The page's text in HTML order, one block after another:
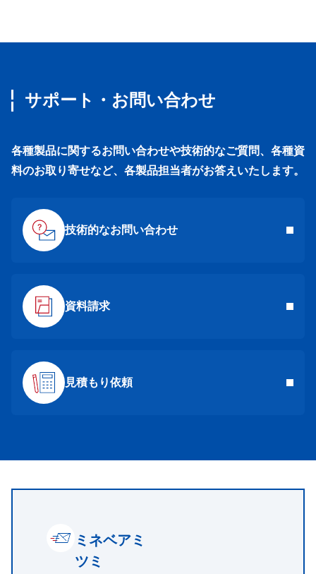
サポート・お問い合わせ
各種製品に関するお問い合わせや技術的なご質問、各種資
料のお取り寄せなど、各製品担当者がお答えいたします。
技術的なお問い合わせ
資料請求
見積もり依頼
ミネベアミ
ツミ